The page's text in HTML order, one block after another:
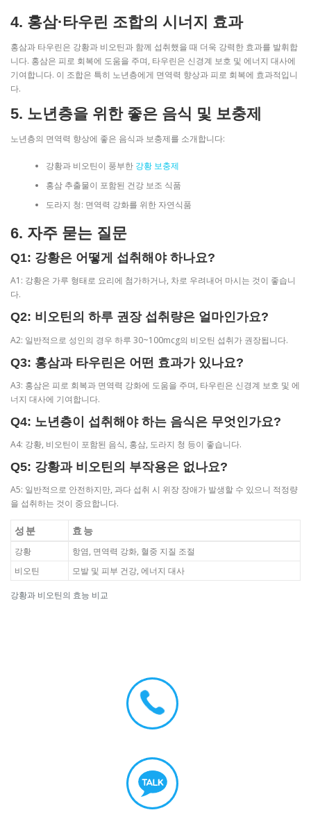
4. 홍삼·타우린 조합의 시너지 효과
홍삼과 타우린은 강황과 비오틴과 함께 섭취했을 때 더욱 강력한 효과를 발휘합
니다. 홍삼은 피로 회복에 도움을 주며, 타우린은 신경계 보호 및 에너지 대사에
기여합니다. 이 조합은 특히 노년층에게 면역력 향상과 피로 회복에 효과적입니
다.
5. 노년층을 위한 좋은 음식 및 보충제
노년층의 면역력 향상에 좋은 음식과 보충제를 소개합니다:
강황과 비오틴이 풍부한 강황 보충제
홍삼 추출물이 포함된 건강 보조 식품
도라지 청: 면역력 강화를 위한 자연식품
6. 자주 묻는 질문
Q1: 강황은 어떻게 섭취해야 하나요?
A1: 강황은 가루 형태로 요리에 첨가하거나, 차로 우려내어 마시는 것이 좋습니
다.
Q2: 비오틴의 하루 권장 섭취량은 얼마인가요?
A2: 일반적으로 성인의 경우 하루 30~100mcg의 비오틴 섭취가 권장됩니다.
Q3: 홍삼과 타우린은 어떤 효과가 있나요?
A3: 홍삼은 피로 회복과 면역력 강화에 도움을 주며, 타우린은 신경계 보호 및 에
너지 대사에 기여합니다.
Q4: 노년층이 섭취해야 하는 음식은 무엇인가요?
A4: 강황, 비오틴이 포함된 음식, 홍삼, 도라지 청 등이 좋습니다.
Q5: 강황과 비오틴의 부작용은 없나요?
A5: 일반적으로 안전하지만, 과다 섭취 시 위장 장애가 발생할 수 있으니 적정량
을 섭취하는 것이 중요합니다.
강황과 비오틴의 효능 비교
성분 효능
강황
항염, 면역력 강화, 혈중 지질 조절
비오틴
모발 및 피부 건강, 에너지 대사